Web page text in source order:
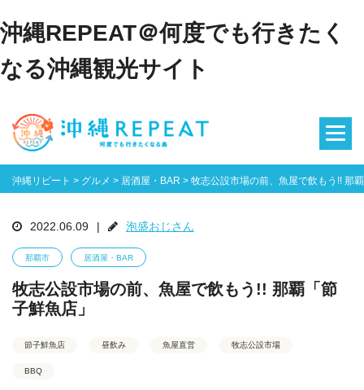
沖縄REPEAT＠何度でも行きたく
なる沖縄観光サイト
沖縄リピート > グルメ > 居酒屋・BAR > 牧志公設市場の前、魚屋で飲もう!! 那
2022.06.09 | 泡盛おじさん
那覇市 居酒屋・BAR
牧志公設市場の前、魚屋で飲もう!! 那覇「節
子鮮魚店」
節子鮮魚店 昼飲み 魚屋直営 牧志公設市場
BBQ